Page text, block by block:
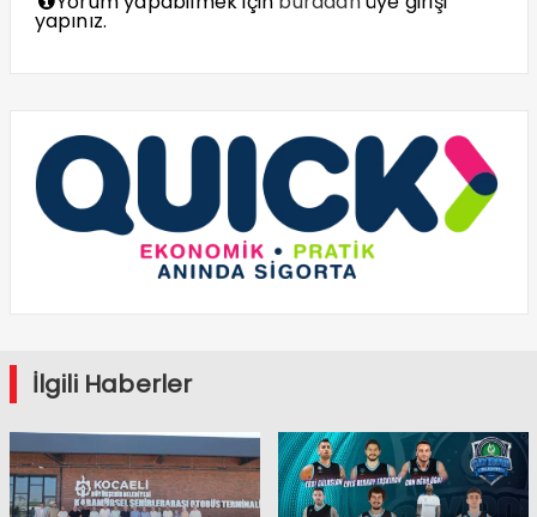
yapınız.
İlgili Haberler